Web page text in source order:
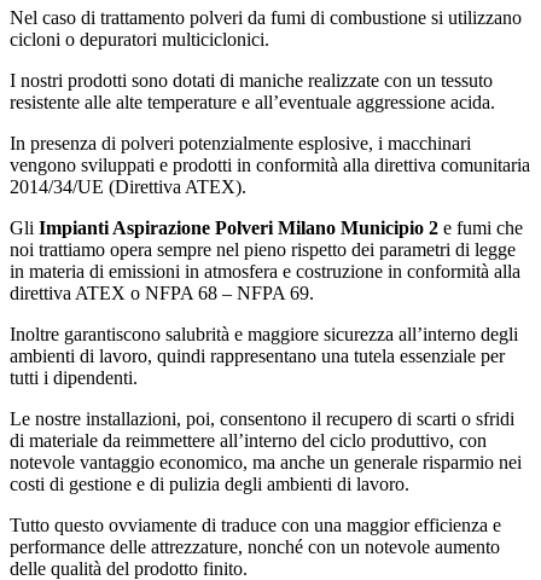
Nel caso di trattamento polveri da fumi di combustione si utilizzano
cicloni o depuratori multiciclonici.
I nostri prodotti sono dotati di maniche realizzate con un tessuto
resistente alle alte temperature e all’eventuale aggressione acida.
In presenza di polveri potenzialmente esplosive, i macchinari
vengono sviluppati e prodotti in conformità alla direttiva comunitaria
2014/34/UE (Direttiva ATEX).
Gli Impianti Aspirazione Polveri Milano Municipio 2 e fumi che
noi trattiamo opera sempre nel pieno rispetto dei parametri di legge
in materia di emissioni in atmosfera e costruzione in conformità alla
direttiva ATEX o NFPA 68 – NFPA 69.
Inoltre garantiscono salubrità e maggiore sicurezza all’interno degli
ambienti di lavoro, quindi rappresentano una tutela essenziale per
tutti i dipendenti.
Le nostre installazioni, poi, consentono il recupero di scarti o sfridi
di materiale da reimmettere all’interno del ciclo produttivo, con
notevole vantaggio economico, ma anche un generale risparmio nei
costi di gestione e di pulizia degli ambienti di lavoro.
Tutto questo ovviamente di traduce con una maggior efficienza e
performance delle attrezzature, nonché con un notevole aumento
delle qualità del prodotto finito.